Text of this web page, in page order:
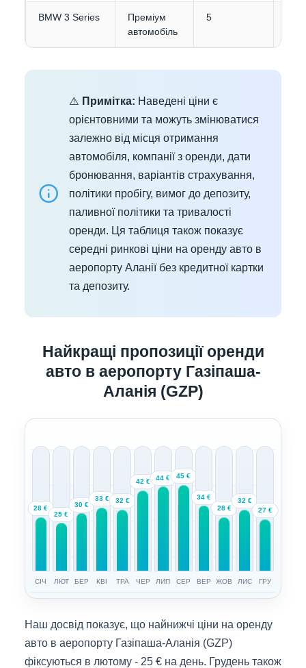
BMW 3 Series
Преміум
автомобіль
5
⚠️ Примітка: Наведені ціни є
орієнтовними та можуть змінюватися
залежно від місця отримання
автомобіля, компанії з оренди, дати
бронювання, варіантів страхування,
політики пробігу, вимог до депозиту,
паливної політики та тривалості
оренди. Ця таблиця також показує
середні ринкові ціни на оренду авто в
аеропорту Аланії без кредитної картки
та депозиту.
Найкращі пропозиції оренди
авто в аеропорту Газіпаша-
Аланія (GZP)
28 €
СІЧ
25 €
ЛЮТ
30 €
БЕР
33 €
КВІ
32 €
ТРА
42 €
ЧЕР
44 €
ЛИП
45 €
СЕР
34 €
ВЕР
28 €
ЖОВ
32 €
ЛИС
27 €
ГРУ
Наш досвід показує, що найнижчі ціни на оренду
авто в аеропорту Газіпаша-Аланія (GZP)
фіксуються в лютому - 25 € на день. Грудень також